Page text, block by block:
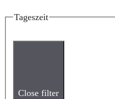
Tageszeit
Close filter